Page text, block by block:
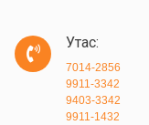
Утас:
7014-2856
9911-3342
9403-3342
9911-1432